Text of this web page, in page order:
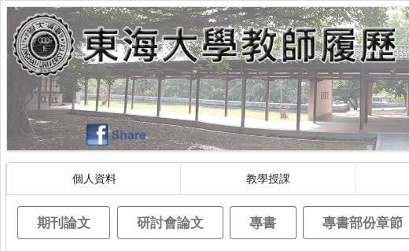
個人資料 教學授課
期刊論文 研討會論文 專書 專書部份章節